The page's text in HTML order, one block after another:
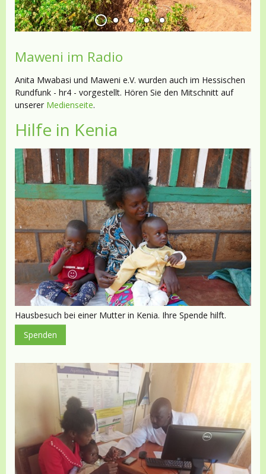
Maweni im Radio
Anita Mwabasi und Maweni e.V. wurden auch im Hessischen
Rundfunk - hr4 - vorgestellt. Hören Sie den Mitschnitt auf
unserer Medienseite.
Hilfe in Kenia
Hausbesuch bei einer Mutter in Kenia. Ihre Spende hilft.
Spenden